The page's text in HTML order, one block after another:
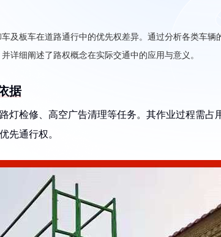
及板车在道路通行中的优先权差异。通过分析各类车辆
详细阐述了路权概念在实际交通中的应用与意义。
据
灯检修、高空广告清理等任务。其作业过程需占
先通行权。